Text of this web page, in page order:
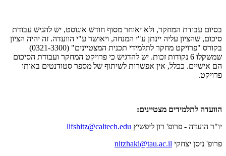
בסיום עבודת המחקר, ולא יאוחר מסוף חודש אוגוסט, יש להגיש עבודת
סיכום, שהציון עליה יינתן ע"י המנחה, ויאושר ע"י הוועדה. זה יהיה הציון
בקורס "פרויקט מחקר לתלמידי תכנית המצטיינים" (0321-3300)
שמשקלו 6 נקודות זכות. יש להדגיש כי פרויקט המחקר ועבודת הסיכום
הם אישיים. ככלל, אין אפשרות לשיתוף של מספר סטודנטים באותו
פרויקט.
הוועדה לתלמידים מצטיינים:
יו"ר הועדה - פרופ' רון ליפשיץ lifshitz@caltech.edu
פרופ' ניסן יצחקי nitzhaki@tau.ac.il